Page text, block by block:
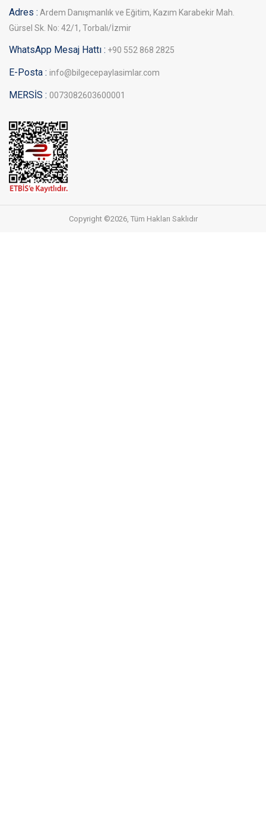
Adres : Ardem Danışmanlık ve Eğitim, Kazım Karabekir Mah.
Gürsel Sk. No: 42/1, Torbalı/İzmir
WhatsApp Mesaj Hattı : +90 552 868 2825
E-Posta : info@bilgecepaylasimlar.com
MERSİS : 0073082603600001
Copyright ©2026, Tüm Hakları Saklıdır